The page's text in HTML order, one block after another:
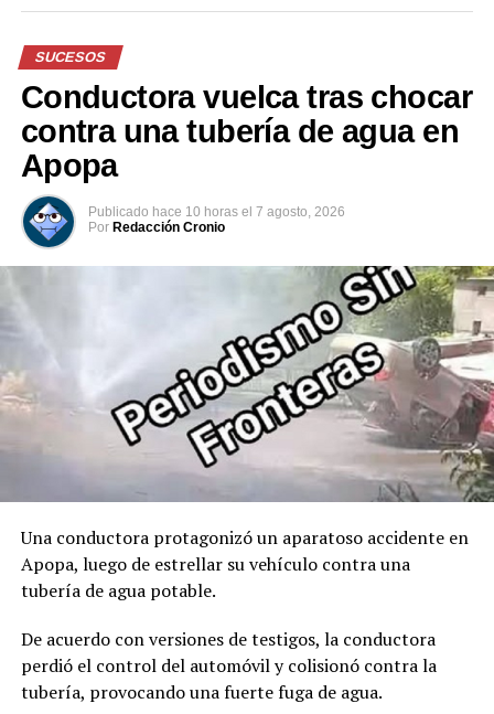
Durante el acto solemne, se realizó la imposición de la
Banda Presidencial al nuevo Jefe de Estado, por parte
del Presidente del Congreso, Honorio Henríquez;
marcando oficialmente el inicio de su mandato
constitucional. Acto seguido, tomó juramento al José
Manuel Restrepo como Vicepresidente de Colombia.
circunstancias posteriores al accidente.
Reproductor
de
vídeo
00:32
Facebook X
SUCESOS
Conductora vuelca tras chocar
contra una tubería de agua en
Apopa
Publicado hace 10 horas el 7 agosto, 2026
Por Redacción Cronio
Una conductora protagonizó un aparatoso accidente en
Apopa, luego de estrellar su vehículo contra una
tubería de agua potable.
De acuerdo con versiones de testigos, la conductora
perdió el control del automóvil y colisionó contra la
tubería, provocando una fuerte fuga de agua.